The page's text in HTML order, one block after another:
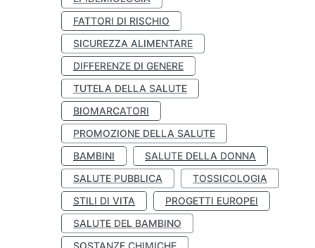
FATTORI DI RISCHIO
SICUREZZA ALIMENTARE
DIFFERENZE DI GENERE
TUTELA DELLA SALUTE
BIOMARCATORI
PROMOZIONE DELLA SALUTE
BAMBINI
SALUTE DELLA DONNA
SALUTE PUBBLICA
TOSSICOLOGIA
STILI DI VITA
PROGETTI EUROPEI
SALUTE DEL BAMBINO
SOSTANZE CHIMICHE